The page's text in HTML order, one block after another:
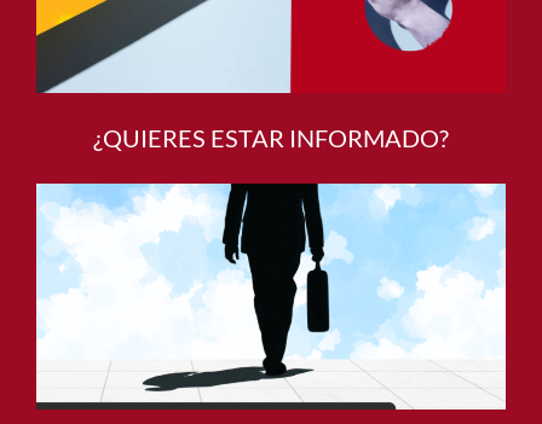
¿QUIERES ESTAR INFORMADO?